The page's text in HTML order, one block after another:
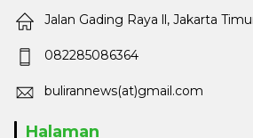
Jalan Gading Raya ll, Jakarta
082285086364
bulirannews(at)gmail.com
Halaman